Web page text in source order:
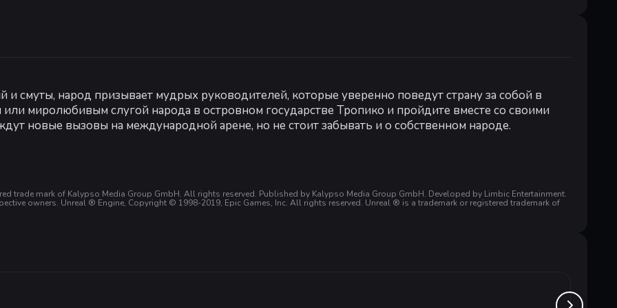
и смуты, народ призывает мудрых руководителей, которые уверенно поведут страну за собой в
миролюбивым слугой народа в островном государстве Тропико и пройдите вместе со своими
новые вызовы на международной арене, но не стоит забывать и о собственном народе.
и крадите чудеса света: как насчет Статуи свободы или Эйфелевой башни? Украшайте и
с предвыборными речами, чтобы завоевать расположение своих подданных.
trade mark of Kalypso Media Group GmbH. All rights reserved. Published by Kalypso Media Group GmbH. Developed by Limbic Entertainment.
owners. Unreal ® Engine, Copyright © 1998-2019, Epic Games, Inc. All rights reserved. Unreal ® is a trademark or registered trademark of
2000)
(Radeon HD 7870, Geforce GTX 750)
Процессор:AMD or Intel, 3.3 GHz (AMD FX 8300, Intel i5 3000)
Оперативная память:16 GB ОЗУ
Видеокарта: AMD/NVIDIA dedicated GPU, 4GB dedicated VRAM (Radeon R9 380,
Cities: